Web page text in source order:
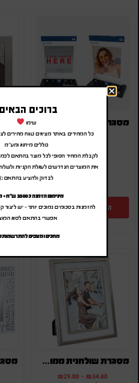
₪21.60
-
₪18.00
SA-3048
הוספה להצעת מחיר
מסגרת שולחנית ממותגת
₪34.80
-
₪29.00
ברוכים
שימו
כל המחירים באתר מציגים טווח מחירים
כוללים מיתוג ומע"מ
לקבלת המחיר הסופי לכל מוצר בהתאם
את המוצרים הנדרשים לעגלת הקניות ולשלוח
לבדוק ולהציע בהתאם :)
מינימום הזמנה כ 3500 ש"ח + מע"מ
להזמנות בסכומים נמוכים יותר – יש ליצור
אפשרי בהתאם לסוג
מחכים ומצפים